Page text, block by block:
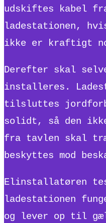
udskiftes kabel
ladestationen,
ikke er kraftigt
Derefter skal
installeres.
tilsluttes
solidt, så den
fra tavlen skal
beskyttes mod
Elinstallatøren
ladestationen
og lever op til